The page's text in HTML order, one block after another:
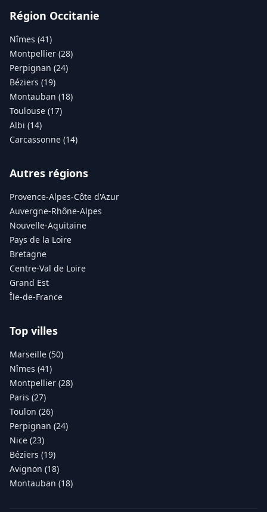
Région Occitanie
Nîmes (41)
Montpellier (28)
Perpignan (24)
Béziers (19)
Montauban (18)
Toulouse (17)
Albi (14)
Carcassonne (14)
Autres régions
Provence-Alpes-Côte d'Azur
Auvergne-Rhône-Alpes
Nouvelle-Aquitaine
Pays de la Loire
Bretagne
Centre-Val de Loire
Grand Est
Île-de-France
Top villes
Marseille (50)
Nîmes (41)
Montpellier (28)
Paris (27)
Toulon (26)
Perpignan (24)
Nice (23)
Béziers (19)
Avignon (18)
Montauban (18)